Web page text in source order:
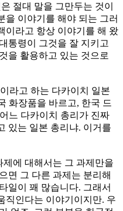
절대 말을 그만두는 것이
을 이야기를 해야 되는 그러
이라고 항상 이야기를 해 왔
통령이 그것을 잘 지키고
을 활용하고 있는 것으로
라고 하는 다카이치 일본
화장품을 바르고, 한국 드
느 다카이치 총리가 진짜
있는 일본 총리냐. 이거를
에 대해서는 그 과제만을
면 그 다른 과제는 분리해
일이 꽤 많습니다. 그래서
직인다는 이야기이지만. 우